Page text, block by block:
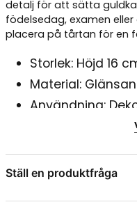
detalj för att sätta
födelsedag, examen eller
placera på tårtan för en
Storlek: Höjd 16
Material:
Användning:
lyxig stämning
Ställ en produktfråga